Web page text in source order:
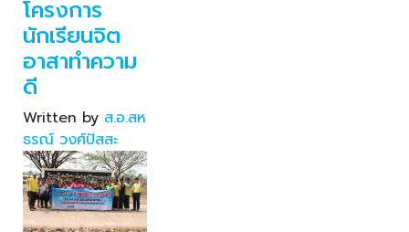
โครงการ
นักเรียนจิต
อาสาทำความ
ดี
Written by ส.อ.สห
ธรณ์ วงศ์ปัสสะ